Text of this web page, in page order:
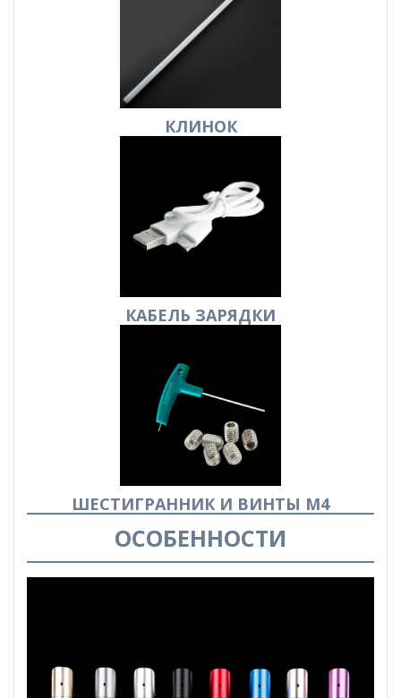
КЛИНОК
КАБЕЛЬ ЗАРЯДКИ
ШЕСТИГРАННИК И ВИНТЫ М4
ОСОБЕННОСТИ